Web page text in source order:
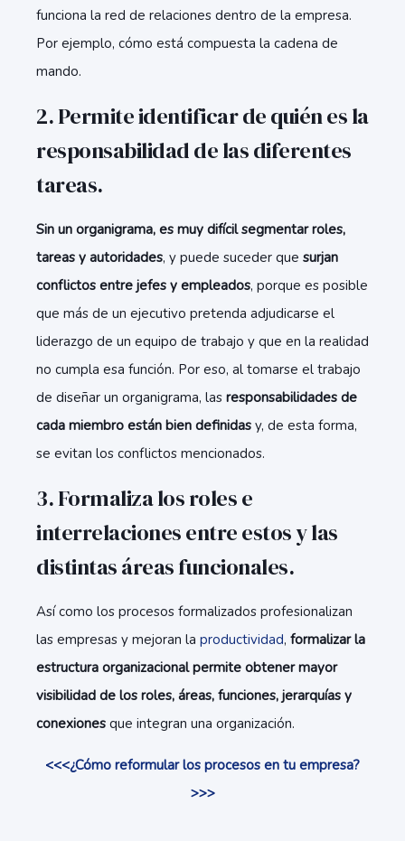
funciona la red de relaciones dentro de la empresa.
Por ejemplo, cómo está compuesta la cadena de
mando.
2. Permite identificar de quién es la
responsabilidad de las diferentes
tareas.
Sin un organigrama, es muy difícil segmentar roles,
tareas y autoridades, y puede suceder que surjan
conflictos entre jefes y empleados, porque es posible
que más de un ejecutivo pretenda adjudicarse el
liderazgo de un equipo de trabajo y que en la realidad
no cumpla esa función. Por eso, al tomarse el trabajo
de diseñar un organigrama, las responsabilidades de
cada miembro están bien definidas y, de esta forma,
se evitan los conflictos mencionados.
3. Formaliza los roles e
interrelaciones entre estos y las
distintas áreas funcionales.
Así como los procesos formalizados profesionalizan
las empresas y mejoran la productividad, formalizar la
estructura organizacional permite obtener mayor
visibilidad de los roles, áreas, funciones, jerarquías y
conexiones que integran una organización.
<<<¿Cómo reformular los procesos en tu empresa?
>>>